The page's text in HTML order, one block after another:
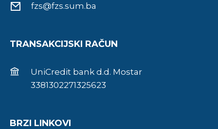
fzs@fzs.sum.ba
TRANSAKCIJSKI RAČUN
UniCredit bank d.d. Mostar
3381302271325623
BRZI LINKOVI